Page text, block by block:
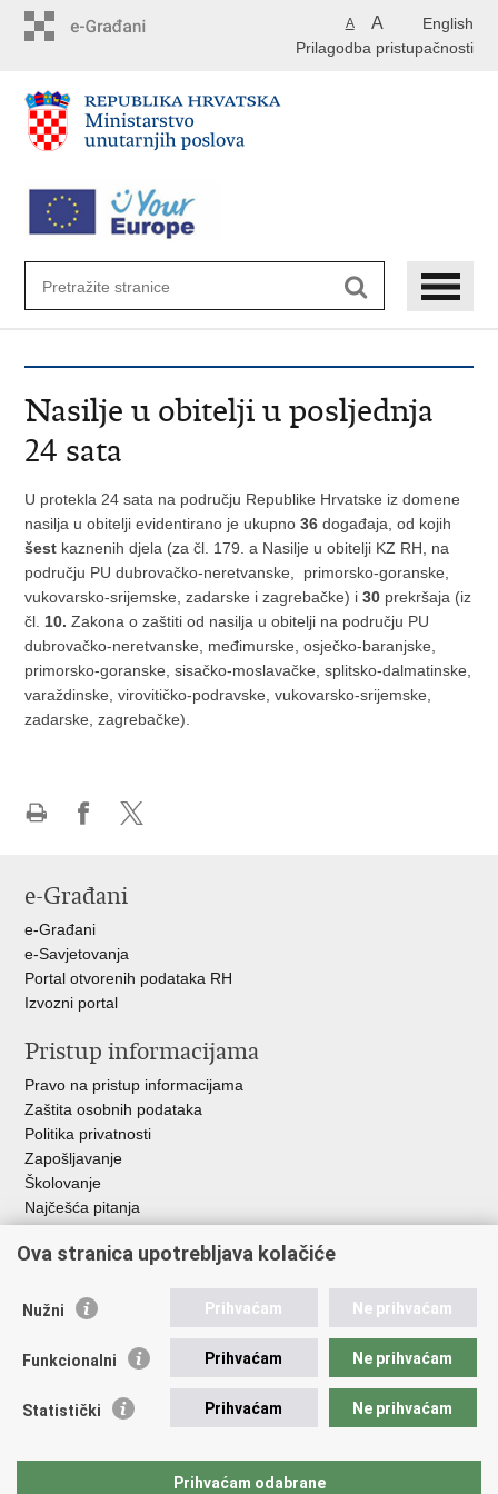
English
A A
Prilagodba pristupačnosti
Nasilje u obitelji u posljednja
24 sata
U protekla 24 sata na području Republike Hrvatske iz domene
nasilja u obitelji evidentirano je ukupno36 događaja, od kojih
šest kaznenih djela (za čl. 179. a Nasilje u obitelji KZ RH, na
području PU dubrovačko-neretvanske, primorsko-goranske,
vukovarsko-srijemske, zadarske i zagrebačke) i30 prekršaja (iz
čl. 10.Zakona o zaštiti od nasilja u obitelji na području PU
dubrovačko-neretvanske, međimurske, osječko-baranjske,
primorsko-goranske, sisačko-moslavačke, splitsko-dalmatinske,
varaždinske, virovitičko-podravske, vukovarsko-srijemske,
zadarske, zagrebačke).
Facebooku
X-
e-Građani
e-Građani
e-Savjetovanja
Portal otvorenih podataka RH
Izvozni portal
Pristup informacijama
Pravo na pristup informacijama
Zaštita osobnih podataka
Politika privatnosti
Zapošljavanje
Školovanje
Najčešća pitanja
Važne poveznice
EMN Nacionalna kontaktna točka za Republiku Hrvatsku
Policijska akademija
Zaklada policijske solidarnosti
Udruge
Ova stranica upotrebljava kolačiće
Nužni Prihvaćam Ne prihvaćam
Funkcionalni Prihvaćam Ne prihvaćam
Statistički Prihvaćam Ne prihvaćam
Prihvaćam odabrane